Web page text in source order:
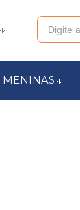
MENINAS